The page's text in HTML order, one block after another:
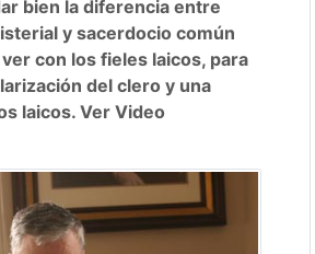
bien la diferencia entre
y sacerdocio común
con los fieles laicos, para
del clero y una
laicos. Ver Video